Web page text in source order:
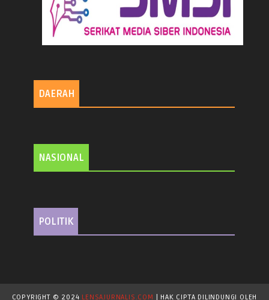
DAERAH
NASIONAL
POLITIK
COPYRIGHT © 2024 LENSAJURNALIS.COM | HAK CIPTA DILINDUNGI OLEH